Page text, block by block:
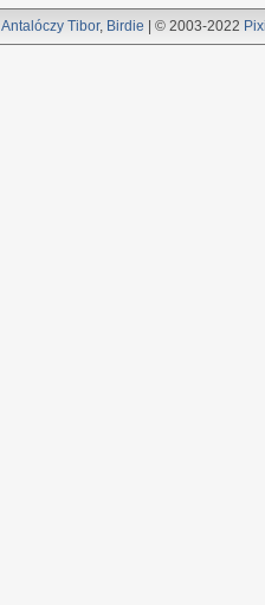
Antalóczy Tibor, Birdie | © 2003-2022